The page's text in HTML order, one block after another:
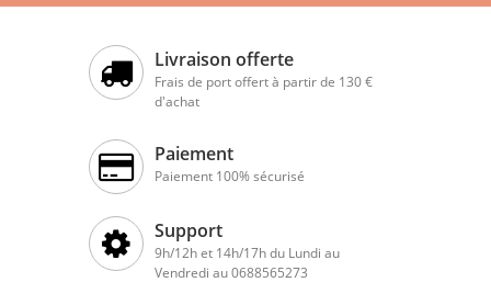
Livraison offerte
Frais de port offert à partir de 130 €
d'achat
Paiement
Paiement 100% sécurisé
Support
9h/12h et 14h/17h du Lundi au
Vendredi au 0688565273